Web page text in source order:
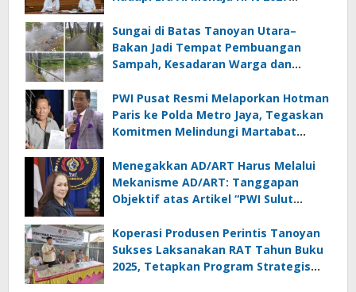
Sungai di Batas Tanoyan Utara–
Bakan Jadi Tempat Pembuangan
Sampah, Kesadaran Warga dan
PWI Pusat Resmi Melaporkan Hotman
Paris ke Polda Metro Jaya, Tegaskan
Komitmen Melindungi Martabat
Menegakkan AD/ART Harus Melalui
Mekanisme AD/ART: Tanggapan
Objektif atas Artikel “PWI Sulut
Melanggar Aturan”
Koperasi Produsen Perintis Tanoyan
Sukses Laksanakan RAT Tahun Buku
2025, Tetapkan Program Strategis